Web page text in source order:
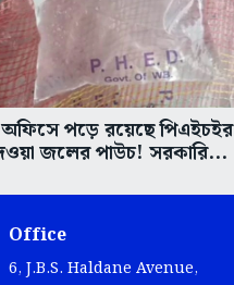
অফিসে পড়ে রয়েছে পিএইচইর
জলের পাউচ! সরকারি...
Office
6, J.B.S. Haldane Avenue,